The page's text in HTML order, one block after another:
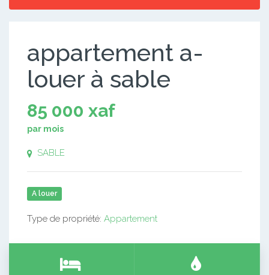
appartement a-
louer à sable
85 000 xaf
par mois
SABLE
A louer
Type de propriété: Appartement